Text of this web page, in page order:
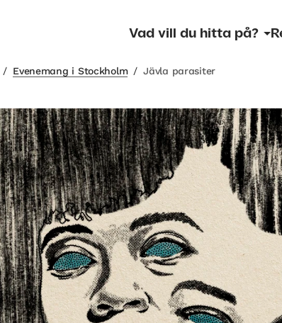
Vad vill du hitta på?
/ Evenemang i Stockholm / Jävla parasiter